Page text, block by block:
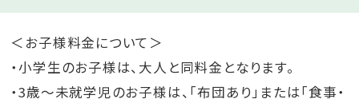
＜お子様料金について＞
・小学生のお子様は、大人と同料金となります。
・3歳～未就学児のお子様は、「布団あり」または「食事・